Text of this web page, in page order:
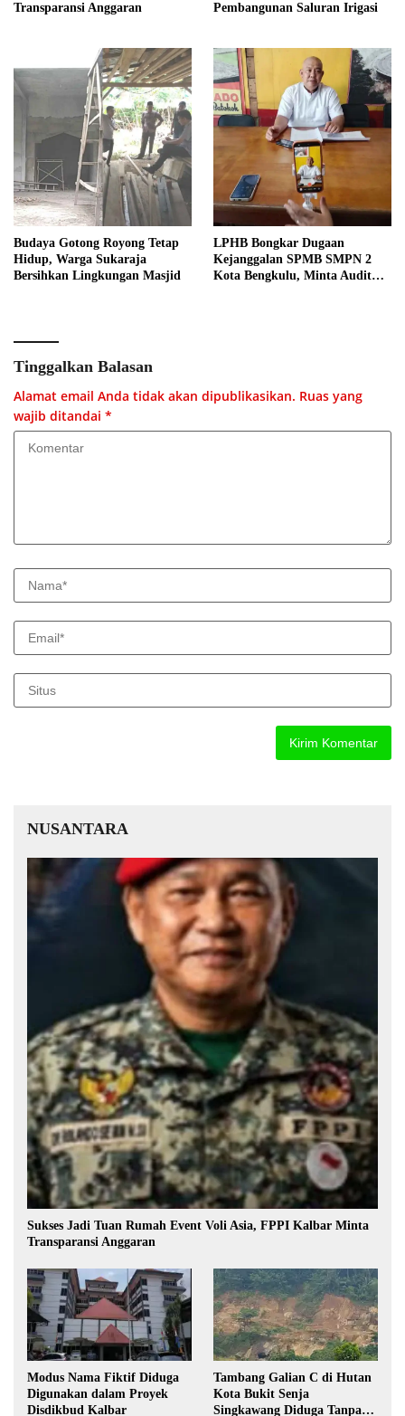
Transparansi Anggaran
Pembangunan Saluran Irigasi
Budaya Gotong Royong Tetap
Hidup, Warga Sukaraja
Bersihkan Lingkungan Masjid
LPHB Bongkar Dugaan
Kejanggalan SPMB SMPN 2
Kota Bengkulu, Minta Audit
Tinggalkan Balasan
Alamat email Anda tidak akan dipublikasikan. Ruas yang
wajib ditandai *
NUSANTARA
Sukses Jadi Tuan Rumah Event Voli Asia, FPPI Kalbar Minta
Transparansi Anggaran
Modus Nama Fiktif Diduga
Digunakan dalam Proyek
Disdikbud Kalbar
Tambang Galian C di Hutan
Kota Bukit Senja
Singkawang Diduga Tanpa